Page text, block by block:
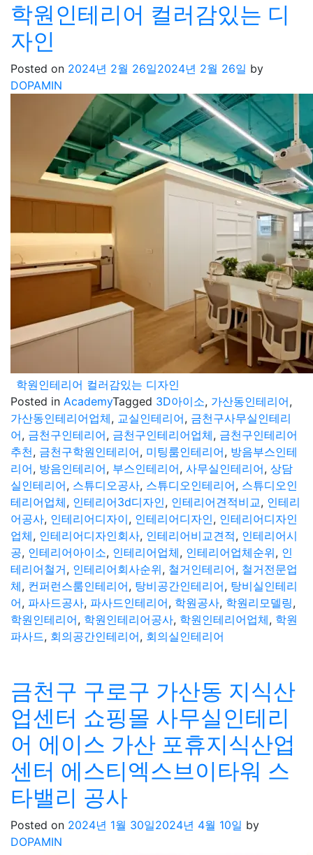
학원인테리어 컬러감있는 디
자인
Posted on 2024년 2월 26일2024년 2월 26일 by
DOPAMIN
학원인테리어 컬러감있는 디자인
Posted in AcademyTagged 3D아이소, 가산동인테리어,
가산동인테리어업체, 교실인테리어, 금천구사무실인테리
어, 금천구인테리어, 금천구인테리어업체, 금천구인테리어
추천, 금천구학원인테리어, 미팅룸인테리어, 방음부스인테
리어, 방음인테리어, 부스인테리어, 사무실인테리어, 상담
실인테리어, 스튜디오공사, 스튜디오인테리어, 스튜디오인
테리어업체, 인테리어3d디자인, 인테리어견적비교, 인테리
어공사, 인테리어디자이, 인테리어디자인, 인테리어디자인
업체, 인테리어디자인회사, 인테리어비교견적, 인테리어시
공, 인테리어아이소, 인테리어업체, 인테리어업체순위, 인
테리어철거, 인테리어회사순위, 철거인테리어, 철거전문업
체, 컨퍼런스룸인테리어, 탕비공간인테리어, 탕비실인테리
어, 파사드공사, 파사드인테리어, 학원공사, 학원리모델링,
학원인테리어, 학원인테리어공사, 학원인테리어업체, 학원
파사드, 회의공간인테리어, 회의실인테리어
금천구 구로구 가산동 지식산
업센터 쇼핑몰 사무실인테리
어 에이스 가산 포휴지식산업
센터 에스티엑스브이타워 스
타밸리 공사
Posted on 2024년 1월 30일2024년 4월 10일 by
DOPAMIN